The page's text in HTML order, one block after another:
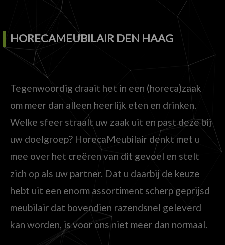
HORECAMEUBILAIR DEN HAAG
Tegenwoordig draait het in een (horeca)zaak
om meer dan alleen heerlijk eten en drinken.
Welke sfeer straalt uw zaak uit en past deze bij
uw doelgroep? HorecaMeubilair denkt met u
mee over het creëren van dit gevoel en stelt
zich op als uw partner. Dat u daarbij de keuze
hebt uit een enorm assortiment scherp geprijsd
meubilair dat bovendien razendsnel geleverd
kan worden, is voor ons niet meer dan normaal.